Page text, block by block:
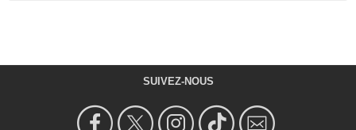
SUIVEZ-NOUS